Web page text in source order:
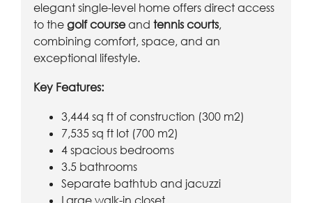
elegant single-level home offers direct access
to the golf courseand tennis courts,
combining comfort, space, and an
exceptional lifestyle.
Key Features:
3,444 sq ft of construction (300 m2)
7,535 sq ft lot (700 m2)
4 spacious bedrooms
3.5 bathrooms
Separate bathtub and jacuzzi
Large walk-in closet